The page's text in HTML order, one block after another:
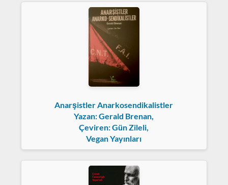
Anarşistler Anarkosendikalistler
Yazan: Gerald Brenan,
Çeviren: Gün Zileli,
Vegan Yayınları